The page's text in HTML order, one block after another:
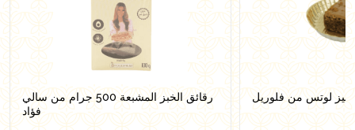
رقائق الخبز المشبعة 500 جرام من سالي
فؤاد
لوتس من فلوريل